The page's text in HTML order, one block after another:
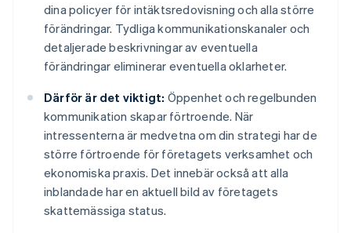
dina policyer för intäktsredovisning och alla större
förändringar. Tydliga kommunikationskanaler och
detaljerade beskrivningar av eventuella
förändringar eliminerar eventuella oklarheter.
Därför är det viktigt: Öppenhet och regelbunden
kommunikation skapar förtroende. När
intressenterna är medvetna om din strategi har de
större förtroende för företagets verksamhet och
ekonomiska praxis. Det innebär också att alla
inblandade har en aktuell bild av företagets
skattemässiga status.